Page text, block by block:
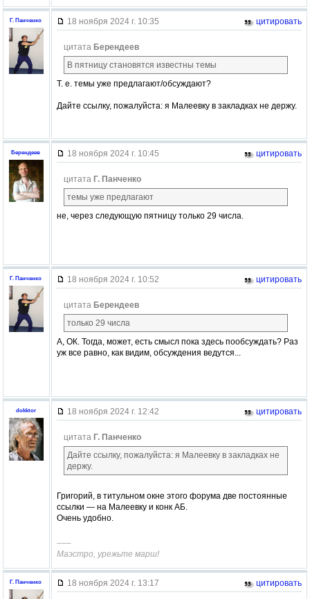
Г. Панченко 18 ноября 2024 г. 10:35 цитировать
цитата Берендеев
В пятницу становятся известны темы
Т. е. темы уже предлагают/обсуждают?
Дайте ссылку, пожалуйста: я Малеевку в закладках не держу.
Берендеев 18 ноября 2024 г. 10:45 цитировать
цитата Г. Панченко
темы уже предлагают
не, через следующую пятницу только 29 числа.
Г. Панченко 18 ноября 2024 г. 10:52 цитировать
цитата Берендеев
только 29 числа
А, ОК. Тогда, может, есть смысл пока здесь пообсуждать? Раз
уж все равно, как видим, обсуждения ведутся...
dokktor 18 ноября 2024 г. 12:42 цитировать
цитата Г. Панченко
Дайте ссылку, пожалуйста: я Малеевку в закладках не
держу.
Григорий, в титульном окне этого форума две постоянные
ссылки — на Малеевку и конк АБ.
Очень удобно.
–––
Маэстро, урежьте марш!
Г. Панченко 18 ноября 2024 г. 13:17 цитировать